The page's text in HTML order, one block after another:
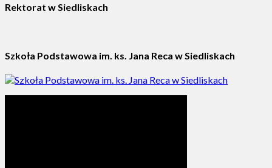
Rektorat w Siedliskach
Szkoła Podstawowa im. ks. Jana Reca w Siedliskach